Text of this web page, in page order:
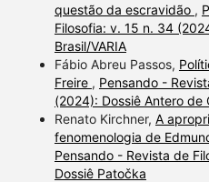
questão da escravidão ,
Filosofia: v. 15 n. 34
Brasil/VARIA
Fábio Abreu Passos,
Freire , Pensando -
(2024): Dossiê Antero de
Renato Kirchner, A
fenomenologia de
Pensando - Revista de
Dossiê Patočka